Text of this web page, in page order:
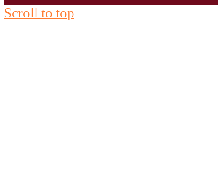
Scroll to top